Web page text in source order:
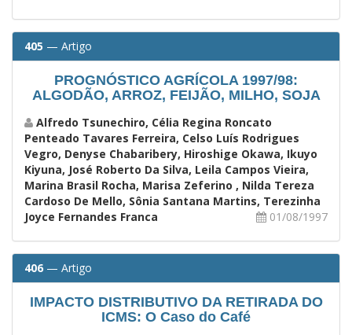
405 — Artigo
PROGNÓSTICO AGRÍCOLA 1997/98:
ALGODÃO, ARROZ, FEIJÃO, MILHO, SOJA
Alfredo Tsunechiro, Célia Regina Roncato
Penteado Tavares Ferreira, Celso Luís Rodrigues
Vegro, Denyse Chabaribery, Hiroshige Okawa, Ikuyo
Kiyuna, José Roberto Da Silva, Leila Campos Vieira,
Marina Brasil Rocha, Marisa Zeferino , Nilda Tereza
Cardoso De Mello, Sônia Santana Martins, Terezinha
Joyce Fernandes Franca
01/08/1997
406 — Artigo
IMPACTO DISTRIBUTIVO DA RETIRADA DO
ICMS: O Caso do Café